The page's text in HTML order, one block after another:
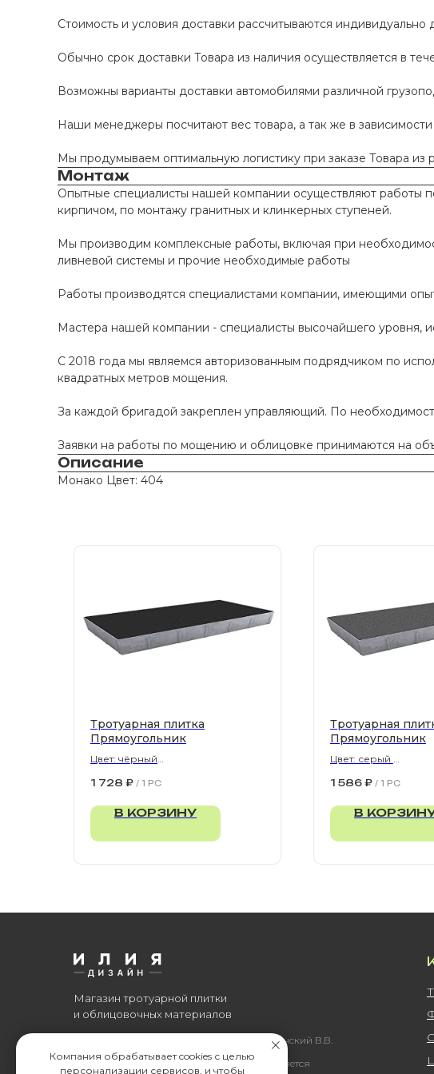
Стоимость и условия доставки рассчитываются индивидуально
Обычно срок доставки Товара из наличия осуществляется в
Возможны варианты доставки автомобилями различной
Наши менеджеры посчитают вес товара, а так же в
Мы продумываем оптимальную логистику при заказе Товара из
Монтаж
Опытные специалисты нашей компании осуществляют работы
кирпичом, по монтажу гранитных и клинкерных ступеней.
Мы производим комплексные работы, включая при
ливневой системы и прочие необходимые работы
Работы производятся специалистами компании, имеющими
Мастера нашей компании - специалисты высочайшего уровня,
С 2018 года мы являемся авторизованным подрядчиком по
квадратных метров мощения.
За каждой бригадой закреплен управляющий. По
Заявки на работы по мощению и облицовке принимаются на
Описание
Монако Цвет: 404
Тротуарная плитка
Прямоугольник
Цвет: чёрный
1 728 ₽ / 1 PC
В КОРЗИНУ
Тротуарная
Прямоугольник
Цвет: серый
1 586 ₽ / 1 PC
В
Информация, размещенная на сайте, не является
Все права защищены. © 2006-2026. ИП Ильинский В.В.
Магазин тротуарной плитки
и облицовочных материалов
Компания обрабатывает cookies с целью
персонализации сервисов, и чтобы